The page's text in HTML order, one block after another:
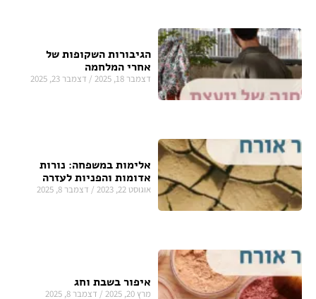
הגיבורות השקופות של
אחרי המלחמה
דצמבר 18, 2025 דצמבר 23, 2025
אלימות במשפחה: נורות
אדומות והפניות לעזרה
אוגוסט 22, 2023 דצמבר 8, 2025
איפור בשבת וחג
מרץ 20, 2025 דצמבר 8, 2025